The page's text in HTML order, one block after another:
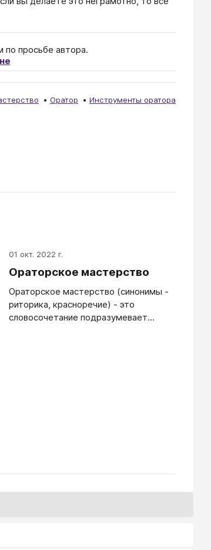
по просьбе автора.
Оратор Инструменты оратора
01 окт. 2022 г.
Ораторское мастерство
Ораторское мастерство (синонимы -
риторика, красноречие) - это
словосочетание подразумевает